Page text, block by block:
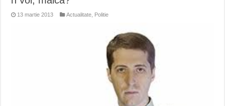
13 martie 2013 Actualitate Politie